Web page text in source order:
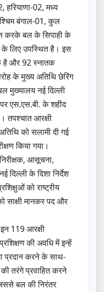
हरियाणा-02, मध्य
बंगाल-01, कुल
करके बल के सिपाही के
के लिए उपस्थित है। इस
है और 92 स्नातक
के मुख्य अतिथि छेरिंग
मुख्यालय नई दिल्ली
पर एस.एस.बी. के शहीद
तपश्चात आरक्षी
को सलामी दी गई
किया गया।
आसूचना,
के दिशा निर्देश
को राष्ट्रीय
साक्षी मानकर पद और
119 आरक्षी
की अवधि में इन्हें
प्रदान करने के साथ-
तरंगे प्रवाहित करने
बल की निरंतर